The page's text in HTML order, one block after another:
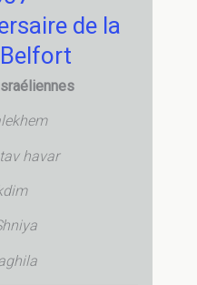
de la
havar